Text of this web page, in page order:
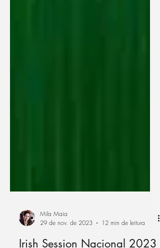
Mila Maia